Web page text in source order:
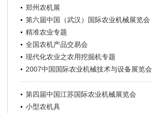
郑州农机展
第六届中国（武汉）国际农业机械展览会
精准农业专题
全国农机产品交易会
现代化农业之农用挖掘机专题
2007中国国际农业机械技术与设备展览会
第四届中国江苏国际农业机械展览会
小型农机具